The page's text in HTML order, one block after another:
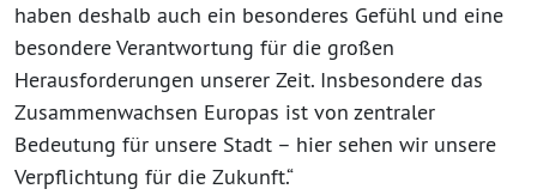
haben deshalb auch ein besonderes Gefühl und eine
besondere Verantwortung für die großen
Herausforderungen unserer Zeit. Insbesondere das
Zusammenwachsen Europas ist von zentraler
Bedeutung für unsere Stadt – hier sehen wir unsere
Verpflichtung für die Zukunft.“